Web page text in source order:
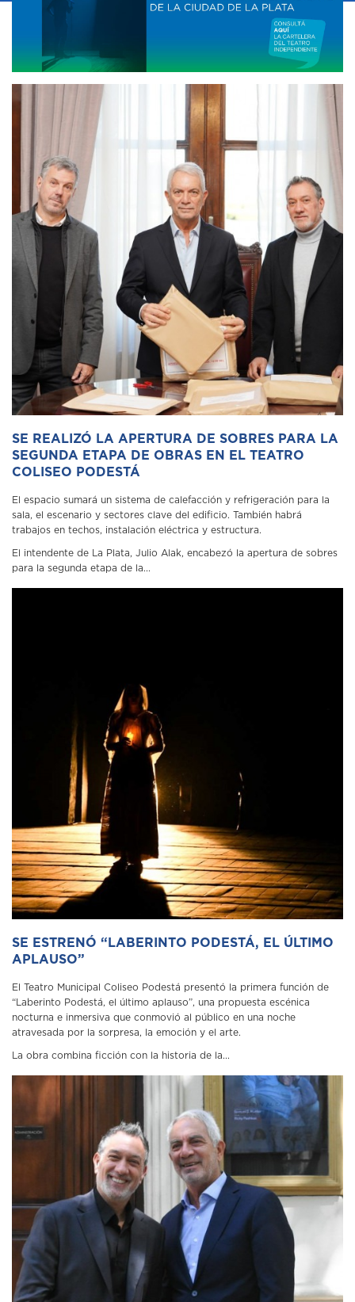
SE REALIZÓ LA APERTURA DE SOBRES PARA LA
SEGUNDA ETAPA DE OBRAS EN EL TEATRO
COLISEO PODESTÁ
El espacio sumará un sistema de calefacción y refrigeración para la
sala, el escenario y sectores clave del edificio. También habrá
trabajos en techos, instalación eléctrica y estructura.
El intendente de La Plata, Julio Alak, encabezó la apertura de sobres
para la segunda etapa de la...
SE ESTRENÓ “LABERINTO PODESTÁ, EL ÚLTIMO
APLAUSO”
El Teatro Municipal Coliseo Podestá presentó la primera función de
“Laberinto Podestá, el último aplauso”, una propuesta escénica
nocturna e inmersiva que conmovió al público en una noche
atravesada por la sorpresa, la emoción y el arte.
La obra combina ficción con la historia de la...